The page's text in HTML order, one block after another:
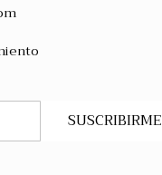
SUSCRIBIRME